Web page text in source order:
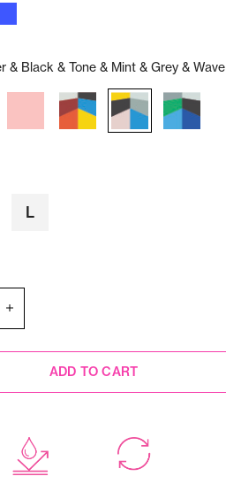
& Black & Tone & Mint & Grey & Wave
L
ADD TO CART